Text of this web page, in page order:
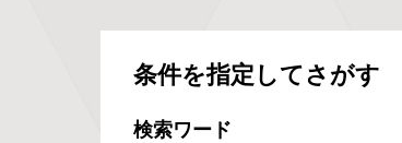
条件を指定してさがす
検索ワード